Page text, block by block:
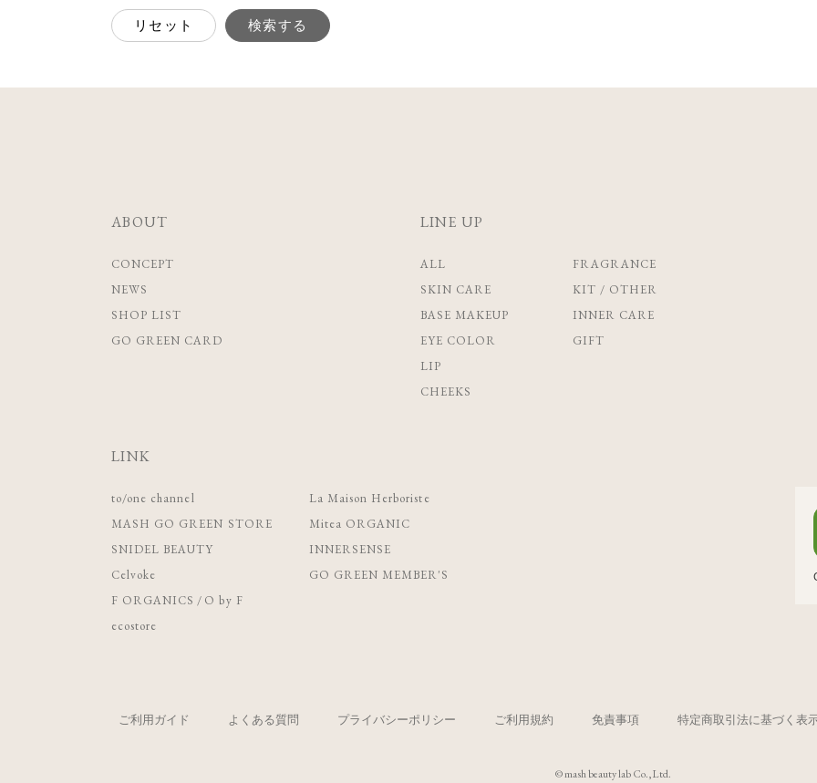
リセット 検索する
ABOUT
CONCEPT
NEWS
SHOP LIST
GO GREEN CARD
LINE UP
ALL
SKIN CARE
BASE MAKEUP
EYE COLOR
LIP
CHEEKS
FRAGRANCE
KIT / OTHER
INNER CARE
GIFT
LINK
to/one channel
MASH GO GREEN STORE
SNIDEL BEAUTY
Celvoke
F ORGANICS / O by F
ecostore
La Maison Herboriste
Mitea ORGANIC
INNERSENSE
GO GREEN MEMBER'S
ご利用ガイド よくある質問 プライバシーポリシー ご利用規約 免責事項 特定商取引法に基づく表
© mash beauty lab Co.,Ltd.